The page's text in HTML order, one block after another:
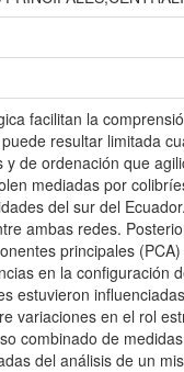
facilitan la
resultar limitada
de ordenación que
mediadas por
del sur del
ambas redes.
principales
en la configuración
estuvieron
variaciones en el rol
combinado de
del análisis de un